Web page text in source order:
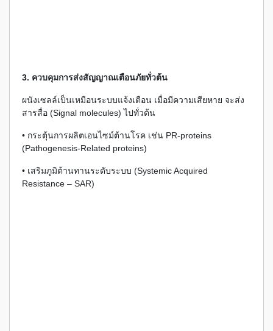
3. ควบคุมการส่งสัญญาณเตือนภัยทั่วต้น
ผนังเซลล์เป็นเหมือนระบบแจ้งเตือน เมื่อมีความเสียหาย จะส่ง
สารสื่อ (Signal molecules) ไปทั่วต้น
• กระตุ้นการผลิตเอนไซม์ต้านโรค เช่น PR-proteins
(Pathogenesis-Related proteins)
• เสริมภูมิต้านทานระดับระบบ (Systemic Acquired
Resistance – SAR)